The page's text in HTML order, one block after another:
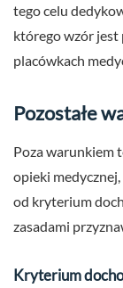
tego celu
którego wzór jest
placówkach
Pozostałe
Poza warunkiem
opieki
od kryterium
zasadami
Kryterium